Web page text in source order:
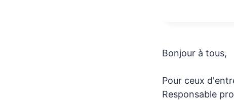
Bonjour à tous,
Pour ceux
Responsable